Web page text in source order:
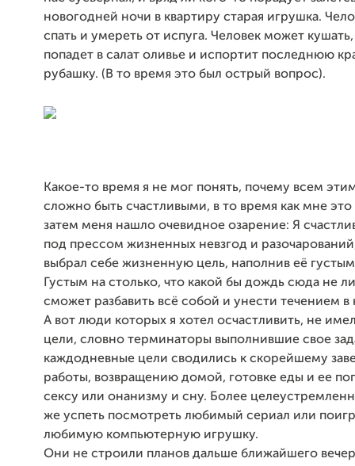
новогодней ночи в квартиру старая игрушка.
спать и умереть от испуга. Человек может
попадет в салат оливье и испортит последнюю
рубашку. (В то время это был острый вопрос).
Какое-то время я не мог понять, почему всем
сложно быть счастливыми, в то время как мне это
затем меня нашло очевидное озарение: Я
под прессом жизненных невзгод и
выбрал себе жизненную цель, наполнив её
Густым на столько, что какой бы дождь сюда не
сможет разбавить всё собой и унести течением в
А вот люди которых я хотел осчастливить, не
цели, словно терминаторы выполнившие свое
каждодневные цели сводились к скорейшему
работы, возвращению домой, готовке еды и ее
сексу или онанизму и сну. Более
же успеть посмотреть любимый сериал или
любимую компьютерную игрушку.
Они не строили планов дальше ближайшего